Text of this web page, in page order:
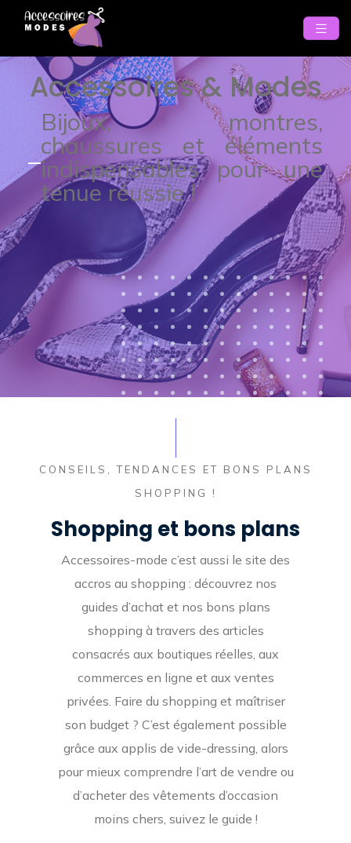
Accessoires & Modes
Bijoux, montres,
chaussures et éléments
indispensables pour une
tenue réussie !
CONSEILS, TENDANCES ET BONS PLANS
SHOPPING !
Shopping et bons plans
Accessoires-mode c’est aussi le site des
accros au shopping : découvrez nos
guides d’achat et nos bons plans
shopping à travers des articles
consacrés aux boutiques réelles, aux
commerces en ligne et aux ventes
privées. Faire du shopping et maîtriser
son budget ? C’est également possible
grâce aux applis de vide-dressing, alors
pour mieux comprendre l’art de vendre ou
d’acheter des vêtements d’occasion
moins chers, suivez le guide !